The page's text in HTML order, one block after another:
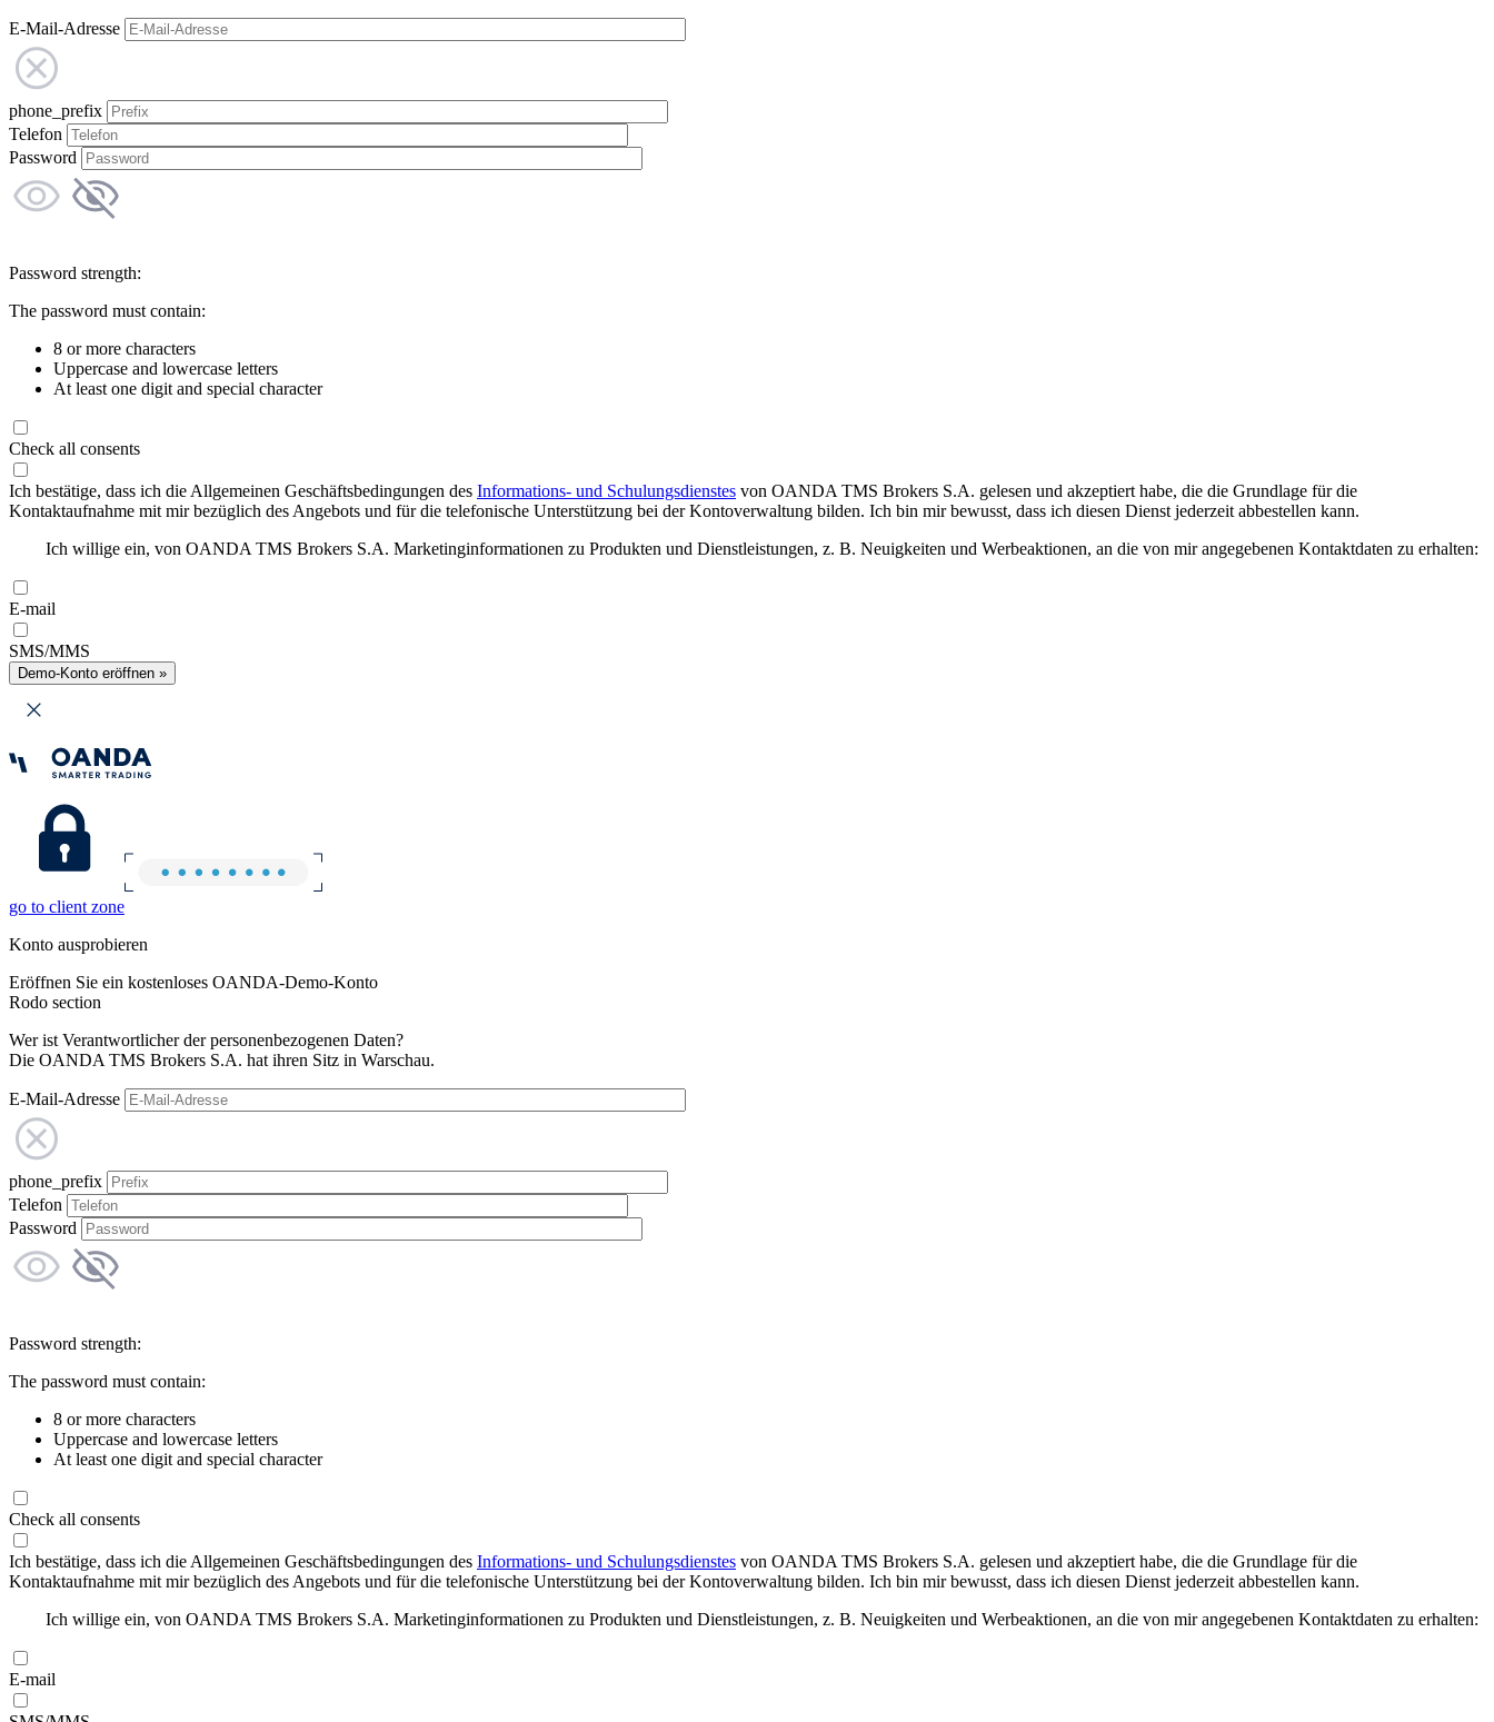
E-Mail-Adresse
phone_prefix
Telefon
Password
Password strength:
The password must contain:
8 or more characters
Uppercase and lowercase letters
At least one digit and special character
Check all consents
Ich bestätige, dass ich die Allgemeinen Geschäftsbedingungen des Informations- und Schulungsdienstes von OANDA TMS Brokers S.A. gelesen und akzeptiert habe, die die Grundlage für die
Kontaktaufnahme mit mir bezüglich des Angebots und für die telefonische Unterstützung bei der Kontoverwaltung bilden. Ich bin mir bewusst, dass ich diesen Dienst jederzeit abbestellen kann.
Ich willige ein, von OANDA TMS Brokers S.A. Marketinginformationen zu Produkten und Dienstleistungen, z. B. Neuigkeiten und Werbeaktionen, an die von mir angegebenen Kontaktdaten zu erhalten:
E-mail
SMS/MMS
Demo-Konto eröffnen »
go to client zone
Konto ausprobieren
Eröffnen Sie ein kostenloses OANDA-Demo-Konto
Rodo section
Wer ist Verantwortlicher der personenbezogenen Daten?
Die OANDA TMS Brokers S.A. hat ihren Sitz in Warschau.
E-Mail-Adresse
phone_prefix
Telefon
Password
Password strength:
The password must contain:
8 or more characters
Uppercase and lowercase letters
At least one digit and special character
Check all consents
Ich bestätige, dass ich die Allgemeinen Geschäftsbedingungen des Informations- und Schulungsdienstes von OANDA TMS Brokers S.A. gelesen und akzeptiert habe, die die Grundlage für die
Kontaktaufnahme mit mir bezüglich des Angebots und für die telefonische Unterstützung bei der Kontoverwaltung bilden. Ich bin mir bewusst, dass ich diesen Dienst jederzeit abbestellen kann.
Ich willige ein, von OANDA TMS Brokers S.A. Marketinginformationen zu Produkten und Dienstleistungen, z. B. Neuigkeiten und Werbeaktionen, an die von mir angegebenen Kontaktdaten zu erhalten:
E-mail